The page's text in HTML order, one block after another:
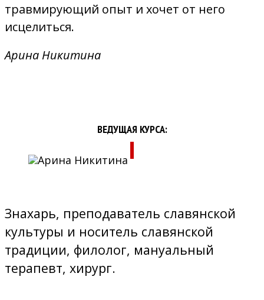
травмирующий опыт и хочет от него
исцелиться.
Арина Никитина
ВЕДУЩАЯ КУРСА:
Знахарь, преподаватель славянской
культуры и носитель славянской
традиции, филолог, мануальный
терапевт, хирург.